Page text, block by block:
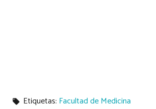
local_offer Etiquetas: Facultad de Medicina